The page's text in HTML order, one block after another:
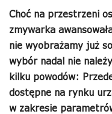
Choć na przestrzeni
zmywarka
nie wyobrażamy już
wybór nadal nie
kilku powodów:
dostępne na rynku
w zakresie